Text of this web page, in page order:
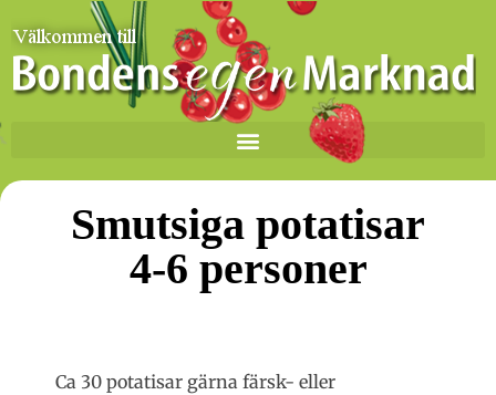
Smutsiga potatisar
4-6 personer
Ca 30 potatisar gärna färsk- eller